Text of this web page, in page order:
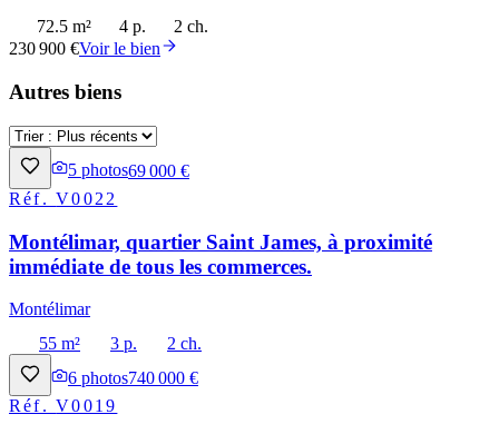
72.5 m² 4 p.
2 ch.
230 900 €Voir le bien
Autres biens
5 photos69 000 €
Réf.V0022
Montélimar, quartier Saint James, à proximité
immédiate de tous les commerces.
Montélimar
55 m²
3 p.
2 ch.
6 photos740 000 €
Réf.V0019